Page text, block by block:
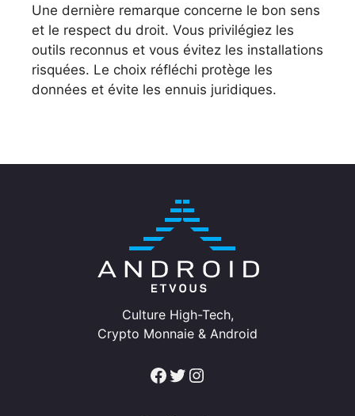
Une dernière remarque concerne le bon sens
et le respect du droit. Vous privilégiez les
outils reconnus et vous évitez les installations
risquées. Le choix réfléchi protège les
données et évite les ennuis juridiques.
Culture High-Tech,
Crypto Monnaie & Android
Facebook Twitter Instagram